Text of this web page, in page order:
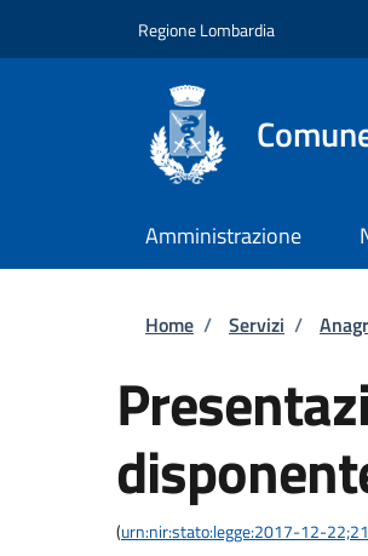
Regione Lombardia
Amministrazione
Briciole di
Home / Servizi /
(urn:nir:stato:legge:2017-12-